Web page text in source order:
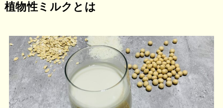
植物性ミルクとは